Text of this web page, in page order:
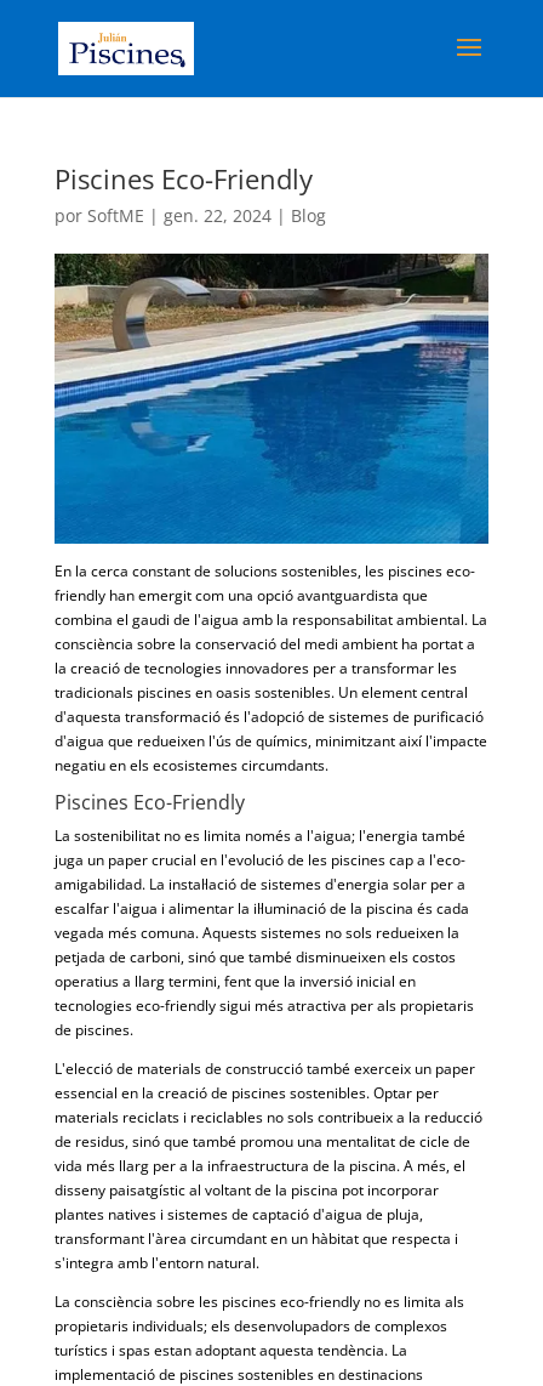
Piscines Eco-Friendly
por SoftME | gen. 22, 2024| Blog
En la cerca constant de solucions sostenibles, les piscines eco-
friendly han emergit com una opció avantguardista que
combina el gaudi de l'aigua amb la responsabilitat ambiental. La
consciència sobre la conservació del medi ambient ha portat a
la creació de tecnologies innovadores per a transformar les
tradicionals piscines en oasis sostenibles. Un element central
d'aquesta transformació és l'adopció de sistemes de purificació
d'aigua que redueixen l'ús de químics, minimitzant així l'impacte
negatiu en els ecosistemes circumdants.
Piscines Eco-Friendly
La sostenibilitat no es limita només a l'aigua; l'energia també
juga un paper crucial en l'evolució de les piscines cap a l'eco-
amigabilidad. La instal·lació de sistemes d'energia solar per a
escalfar l'aigua i alimentar la il·luminació de la piscina és cada
vegada més comuna. Aquests sistemes no sols redueixen la
petjada de carboni, sinó que també disminueixen els costos
operatius a llarg termini, fent que la inversió inicial en
tecnologies eco-friendly sigui més atractiva per als propietaris
de piscines.
L'elecció de materials de construcció també exerceix un paper
essencial en la creació de piscines sostenibles. Optar per
materials reciclats i reciclables no sols contribueix a la reducció
de residus, sinó que també promou una mentalitat de cicle de
vida més llarg per a la infraestructura de la piscina. A més, el
disseny paisatgístic al voltant de la piscina pot incorporar
plantes natives i sistemes de captació d'aigua de pluja,
transformant l'àrea circumdant en un hàbitat que respecta i
s'integra amb l'entorn natural.
La consciència sobre les piscines eco-friendly no es limita als
propietaris individuals; els desenvolupadors de complexos
turístics i spas estan adoptant aquesta tendència. La
implementació de piscines sostenibles en destinacions